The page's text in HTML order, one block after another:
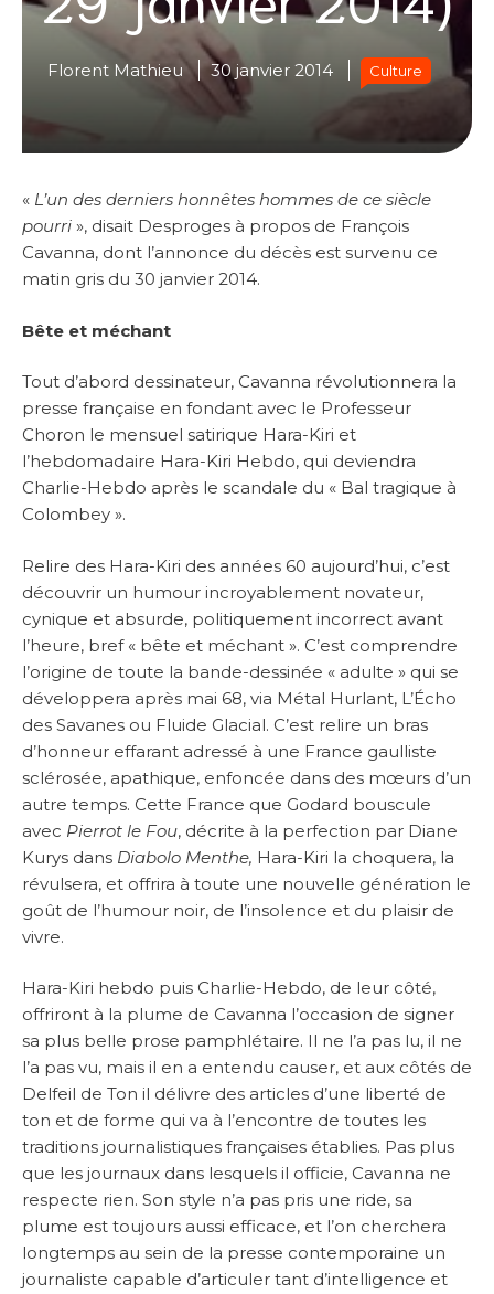
Florent Mathieu 30 janvier 2014 Culture
« L’un des derniers honnêtes hommes de ce siècle
pourri », disait Desproges à propos de François
Cavanna, dont l’annonce du décès est survenu ce
matin gris du 30 janvier 2014.
Bête et méchant
Tout d’abord dessinateur, Cavanna révolutionnera la
presse française en fondant avec le Professeur
Choron le mensuel satirique Hara-Kiri et
l’hebdomadaire Hara-Kiri Hebdo, qui deviendra
Charlie-Hebdo après le scandale du « Bal tragique à
Colombey ».
Relire des Hara-Kiri des années 60 aujourd’hui, c’est
découvrir un humour incroyablement novateur,
cynique et absurde, politiquement incorrect avant
l’heure, bref « bête et méchant ». C’est comprendre
l’origine de toute la bande-dessinée « adulte » qui se
développera après mai 68, via Métal Hurlant, L’Écho
des Savanes ou Fluide Glacial. C’est relire un bras
d’honneur effarant adressé à une France gaulliste
sclérosée, apathique, enfoncée dans des mœurs d’un
autre temps. Cette France que Godard bouscule
avec Pierrot le Fou, décrite à la perfection par Diane
Kurys dans Diabolo Menthe, Hara-Kiri la choquera, la
révulsera, et offrira à toute une nouvelle génération le
goût de l’humour noir, de l’insolence et du plaisir de
vivre.
Hara-Kiri hebdo puis Charlie-Hebdo, de leur côté,
offriront à la plume de Cavanna l’occasion de signer
sa plus belle prose pamphlétaire. Il ne l’a pas lu, il ne
l’a pas vu, mais il en a entendu causer, et aux côtés de
Delfeil de Ton il délivre des articles d’une liberté de
ton et de forme qui va à l’encontre de toutes les
traditions journalistiques françaises établies. Pas plus
que les journaux dans lesquels il officie, Cavanna ne
respecte rien. Son style n’a pas pris une ride, sa
plume est toujours aussi efficace, et l’on cherchera
longtemps au sein de la presse contemporaine un
journaliste capable d’articuler tant d’intelligence et